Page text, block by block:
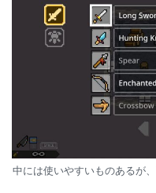
中には使いやすいものあるが